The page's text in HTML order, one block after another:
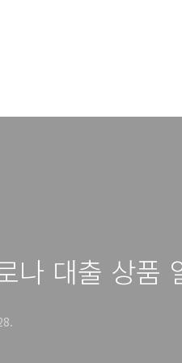
나 대출 상품